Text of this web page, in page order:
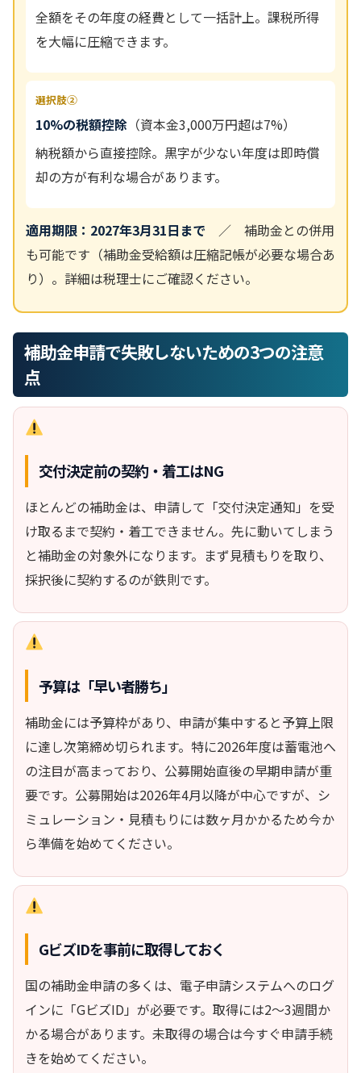
全額をその年度の経費として一括計上。課税所得
を大幅に圧縮できます。
選択肢②
10%の税額控除 （資本金3,000万円超は7%）
納税額から直接控除。黒字が少ない年度は即時償
却の方が有利な場合があります。
適用期限：2027年3月31日まで ／ 補助金との併用
も可能です（補助金受給額は圧縮記帳が必要な場合あ
り）。詳細は税理士にご確認ください。
補助金申請で失敗しないための3つの注意
点
交付決定前の契約・着工はNG
ほとんどの補助金は、申請して「交付決定通知」を受
け取るまで契約・着工できません。先に動いてしまう
と補助金の対象外になります。まず見積もりを取り、
採択後に契約するのが鉄則です。
予算は「早い者勝ち」
補助金には予算枠があり、申請が集中すると予算上限
に達し次第締め切られます。特に2026年度は蓄電池へ
の注目が高まっており、公募開始直後の早期申請が重
要です。公募開始は2026年4月以降が中心ですが、シ
ミュレーション・見積もりには数ヶ月かかるため今か
ら準備を始めてください。
GビズIDを事前に取得しておく
国の補助金申請の多くは、電子申請システムへのログ
インに「GビズID」が必要です。取得には2〜3週間か
かる場合があります。未取得の場合は今すぐ申請手続
きを始めてください。